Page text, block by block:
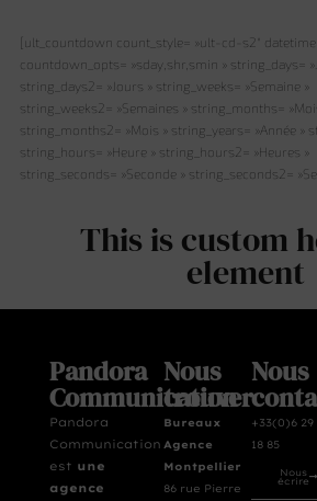
[ult_countdown count_style= »ult-cd-s2″
countdown_opts= »sday,shr,smin » string_days=
string_days2= »Jours » string_weeks= »Semaine »
string_weeks2= »Semaines » string_months=
string_months2= »Mois » string_years= »Année »
string_hours= »Heure » string_hours2= »Heures »
string_seconds= »Seconde » string_seconds2=
This is custom
element
Pandora
Communication
Pandora
Communication
est une
agence
Nous
trouver
Bureaux
Agence
Montpellier
86 rue Pierre
Nous
+33(0)6 29
18 85
Nous
écrire